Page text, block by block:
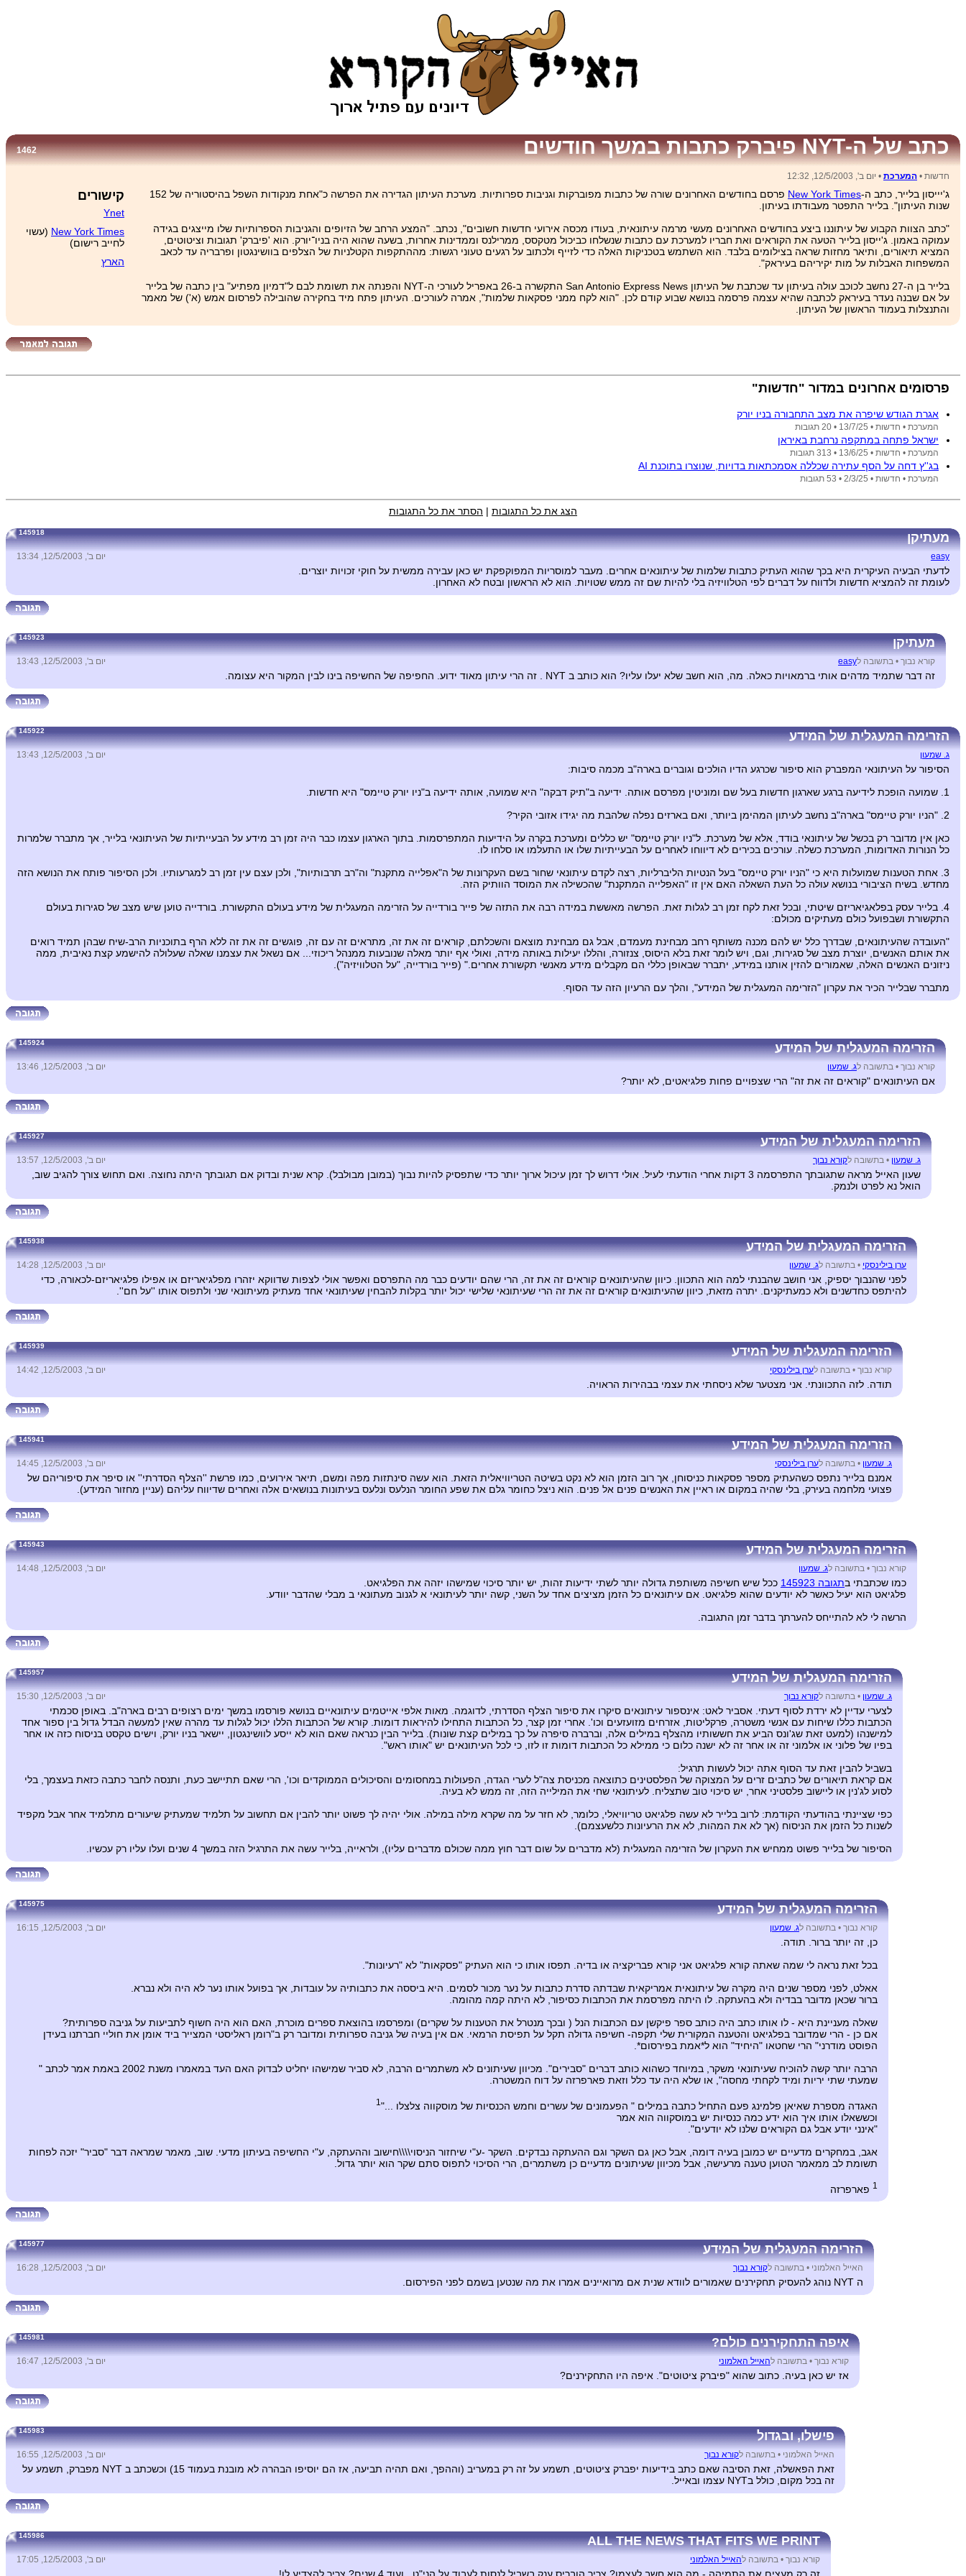
כתב של ה-NYT פיברק כתבות במשך חודשים 1462
חדשות • המערכת • יום ב', 12/5/2003, 12:32
ג'יייסון בלייר, כתב ה-New York Times
פרסם בחודשים האחרונים שורה של כתבות מפוברקות וגניבות ספרותיות. מערכת העיתון הגדירה את הפרשה כ"אחת מנקודות השפל בהיסטוריה של 152
שנות העיתון". בלייר התפטר מעבודתו בעיתון.
"כתב הצוות הקבוע של עיתוננו ביצע בחודשים האחרונים מעשי מרמה עיתונאית, בעודו מכסה אירועי חדשות חשובים", נכתב. "המצע הרחב של הזיופים והגניבות הספרותיות שלו מייצגים בגידה
עמוקה באמון. ג'ייסון בלייר הטעה את הקוראים ואת חבריו למערכת עם כתבות שנשלחו כביכול מטקסס, ממרילנס וממדינות אחרות, בשעה שהוא היה בניו־יורק. הוא 'פיברק' תגובות וציטוטים,
המציא תיאורים, ותיאר מחזות שראה בצילומים בלבד. הוא השתמש בטכניקות האלה כדי לזייף ולכתוב על רגעים טעוני רגשות: מההתקפות הקטלניות של הצלפים בוושינגטון ופרבריה עד לכאב
המשפחות האבלות על מות יקיריהם בעיראק".
בלייר בן ה-‏27 נחשב לכוכב עולה בעיתון עד שכתבת של העיתון San Antonio Express News התקשרה ב-‏26 באפריל לעורכי ה-NYT והפנתה את תשומת לבם ל"דמיון מפתיע" בין כתבה של בלייר
על אם שבנה נעדר בעיראק לכתבה שהיא עצמה פרסמה בנושא שבוע קודם לכן. "הוא לקח ממני פסקאות שלמות", אמרה לעורכים. העיתון פתח מיד בחקירה שהובילה לפרסום אמש (א') של מאמר
והתנצלות בעמוד הראשון של העיתון.
קישורים
Ynet
New York Times (עשוי
לחייב רישום)
הארץ
פרסומים אחרונים במדור "חדשות"
אגרת הגודש שיפרה את מצב התחבורה בניו יורק
המערכת • חדשות • 13/7/25 • 20 תגובות
ישראל פתחה במתקפה נרחבת באיראן
המערכת • חדשות • 13/6/25 • 313 תגובות
בג''ץ דחה על הסף עתירה שכללה אסמכתאות בדויות, שנוצרו בתוכנת AI
המערכת • חדשות • 2/3/25 • 53 תגובות
הצג את כל התגובות | הסתר את כל התגובות
מעתיקן 145918
easy יום ב', 12/5/2003, 13:34
לדעתי הבעיה העיקרית היא בכך שהוא העתיק כתבות שלמות של עיתונאים אחרים. מעבר למוסריות המפוקפקת יש כאן עבירה ממשית על חוקי זכויות יוצרים.
לעומת זה להמציא חדשות ולדווח על דברים לפי הטלוויזיה בלי להיות שם זה ממש שטויות. הוא לא הראשון ובטח לא האחרון.
מעתיקן 145923
קורא נבוך • בתשובה לeasy יום ב', 12/5/2003, 13:43
זה דבר שתמיד מדהים אותי ברמאויות כאלה. מה, הוא חשב שלא יעלו עליו? הוא כותב ב NYT . זה הרי עיתון מאוד ידוע. החפיפה של החשיפה בינו לבין המקור היא עצומה.
הזרימה המעגלית של המידע 145922
ג. שמעון יום ב', 12/5/2003, 13:43
הסיפור על העיתונאי המפברק הוא סיפור שכרגע הדיו הולכים וגוברים בארה"ב מכמה סיבות:
1. שמועה הופכת לידיעה ברגע שארגון חדשות בעל שם ומוניטין מפרסם אותה. ידיעה ב"תיק דבקה" היא שמועה, אותה ידיעה ב"ניו יורק טיימס" היא חדשות.
2. "הניו יורק טיימס" בארה"ב נחשב לעיתון המהימן ביותר, ואם בארזים נפלה שלהבת מה יגידו אזובי הקיר?
כאן אין מדובר רק בכשל של עיתונאי בודד, אלא של מערכת. ל"ניו יורק טיימס" יש כללים ומערכת בקרה על הידיעות המתפרסמות. בתוך הארגון עצמו כבר היה זמן רב מידע על הבעייתיות של העיתונאי בלייר, אך מתברר שלמרות
כל הנורות האדומות, המערכת כשלה. עורכים בכירים לא דיווחו לאחרים על הבעייתיות שלו או התעלמו או סלחו לו.
3. אחת הטענות שמועלות היא כי "הניו יורק טיימס" בעל הנטיות הליברליות, רצה לקדם עיתונאי שחור בשם העקרונות של ה"אפלייה מתקנת" וה"רב תרבותיות", ולכן עצם עין זמן רב למגרעותיו. ולכן הסיפור פותח את הנושא הזה
מחדש. בשיח הציבורי בנושא עולה כל העת השאלה האם אין זו "האפלייה המתקנת" שהכשילה את המוסד הוותיק הזה.
4. בלייר עסק בפלאגיאריזם שיטתי, ובכל זאת לקח זמן רב לגלות זאת. הפרשה מאששת במידה רבה את התזה של פייר בורדייה על הזרימה המעגלית של מידע בעולם התקשורת. בורדייה טוען שיש מצב של סגירות בעולם
התקשורת ושבפועל כולם מעתיקים מכולם:
"העובדה שהעיתונאים, שבדרך כלל יש להם מכנה משותף רחב מבחינת מעמדם, אבל גם מבחינת מוצאם והשכלתם, קוראים זה את זה, מתראים זה עם זה, פוגשים זה את זה ללא הרף בתוכניות הרב-שיח שבהן תמיד רואים
את אותם האנשים, יוצרת מצב של סגירות, וגם, ויש לומר זאת בלא היסוס, צנזורה, והללו יעילות באותה מידה, ואולי אף יותר מאלה שנובעות ממנהל ריכוזי... אם נשאל את עצמנו שאלה שעלולה להישמע קצת נאיבית, ממה
ניזונים האנשים האלה, שאמורים להזין אותנו במידע, יתברר שבאופן כללי הם מקבלים מידע מאנשי תקשורת אחרים." (פייר בורדייה, "על הטלוויזיה").
מתברר שבלייר הכיר את עקרון "הזרימה המעגלית של המידע", והלך עם הרעיון הזה עד הסוף.
הזרימה המעגלית של המידע 145924
קורא נבוך • בתשובה לג. שמעון יום ב', 12/5/2003, 13:46
אם העיתונאים "קוראים זה את זה" הרי שצפויים פחות פלגיאטים, לא יותר?
הזרימה המעגלית של המידע 145927
ג. שמעון • בתשובה לקורא נבוך יום ב', 12/5/2003, 13:57
שעון האייל מראה שתגובתך התפרסמה 3 דקות אחרי הודעתי לעיל. אולי דרוש לך זמן עיכול ארוך יותר כדי שתפסיק להיות נבוך (במובן מבולבל). קרא שנית ובדוק אם תגובתך היתה נחוצה. ואם תחוש צורך להגיב שוב,
הואל נא לפרט ולנמק.
הזרימה המעגלית של המידע 145938
ערן בילינסקי • בתשובה לג. שמעון יום ב', 12/5/2003, 14:28
לפני שהנבוך יספיק, אני חושב שהבנתי למה הוא התכוון. כיוון שהעיתונאים קוראים זה את זה, הרי שהם יודעים כבר מה התפרסם ואפשר אולי לצפות שדווקא יזהרו מפלגיאריזם או אפילו פלגיאריזם-לכאורה, כדי
להיתפס כחדשנים ולא כמעתיקנים. יתרה מזאת, כיוון שהעיתונאים קוראים זה את זה הרי שעיתונאי שלישי יכול יותר בקלות להבחין שעיתונאי אחד מעתיק מעיתונאי שני ולתפוס אותו ''על חם''.
הזרימה המעגלית של המידע 145939
קורא נבוך • בתשובה לערן בילינסקי יום ב', 12/5/2003, 14:42
תודה. לזה התכוונתי. אני מצטער שלא ניסחתי את עצמי בבהירות הראויה.
הזרימה המעגלית של המידע 145941
ג. שמעון • בתשובה לערן בילינסקי יום ב', 12/5/2003, 14:45
אמנם בלייר נתפס כשהעתיק מספר פסקאות כניסוחן, אך רוב הזמן הוא לא נקט בשיטה הטריוויאלית הזאת. הוא עשה סינתזות מפה ומשם, תיאר אירועים, כמו פרשת ''הצלף הסדרתי'' או סיפר את סיפוריהם של
פצועי מלחמה בעירק, בלי שהיה במקום או ראיין את האנשים פנים אל פנים. הוא ניצל כחומר גלם את שפע החומר הנלעס ונלעס בעיתונות בנושאים אלה ואחרים שדיווח עליהם (עניין מחזור המידע).
הזרימה המעגלית של המידע 145943
קורא נבוך • בתשובה לג. שמעון יום ב', 12/5/2003, 14:48
כמו שכתבתי בתגובה 145923
ככל שיש חשיפה משותפת גדולה יותר לשתי ידיעות זהות, יש יותר סיכוי שמישהו יזהה את הפלגיאט.
פלגיאט הוא יעיל כאשר לא יודעים שהוא פלגיאט. אם עיתונאים כל הזמן מציצים אחד על השני, קשה יותר לעיתונאי א לגנוב מעתונאי ב מבלי שהדבר יוודע.
הרשה לי לא להתייחס להערתך בדבר זמן התגובה.
הזרימה המעגלית של המידע 145957
ג. שמעון • בתשובה לקורא נבוך יום ב', 12/5/2003, 15:30
לצערי עדיין לא ירדת לסוף דעתי. אסביר לאט: אינספור עיתונאים סיקרו את סיפור הצלף הסדרתי, לדוגמה. מאות אלפי אייטמים עיתונאיים בנושא פורסמו במשך ימים רצופים רבים בארה"ב. באופן סכמתי
הכתבות כללו שיחות עם אנשי משטרה, פרקליטות, אזרחים מזועזעים וכו'. אחרי זמן קצר, כל הכתבות התחילו להיראות דומות. קורא של הכתבות הללו יכול לגלות עד מהרה שאין למעשה הבדל גדול בין ספור אחד
למישנהו (למעט זאת שג'ונס הביע את חששותיו מהצלף במילים אלה, וברברה סיפרה על כך במילים קצת שונות). בלייר הבין כנראה שאם הוא לא ייסע לוושינגטון, יישאר בניו יורק, וישים טקסט בניסוח כזה או אחר
בפיו של פלוני או אלמוני זה או אחר זה לא ישנה כלום כי ממילא כל הכתבות דומות זו לזו, כי לכל העיתונאים יש "אותו ראש".
בשביל להבין זאת עד הסוף אתה יכול לעשות תרגיל:
אם קראת תיאורים של כתבים זרים על המצוקה של הפלסטינים כתוצאה מכניסת צה"ל לערי הגדה, הפעולות במחסומים והסיכולים הממוקדים וכו', הרי שאם תתיישב כעת, ותנסה לחבר כתבה כזאת בעצמך, בלי
לסוע לג'נין או ליישוב פלסטיני אחר, יש סיכוי טוב שתצליח. לעיתונאי שחי את המילייה הזה, זה ממש לא בעיה.
כפי שציינתי בהודעתי הקודמת: לרוב בלייר לא עשה פלגיאט טריוויאלי, כלומר, לא חזר על מה שקרא מילה במילה. אולי יהיה לך פשוט יותר להבין אם תחשוב על תלמיד שמעתיק שיעורים מתלמיד אחר אבל מקפיד
לשנות כל הזמן את הניסוח (אך לא את המהות, לא את הרעיונות כלשעצמם).
הסיפור של בלייר פשוט ממחיש את העקרון של הזרימה המעגלית (לא מדברים על שום דבר חוץ ממה שכולם מדברים עליו), ולראייה, בלייר עשה את התרגיל הזה במשך 4 שנים ועלו עליו רק עכשיו.
הזרימה המעגלית של המידע 145975
קורא נבוך • בתשובה לג. שמעון יום ב', 12/5/2003, 16:15
כן, זה יותר ברור. תודה.
בכל זאת נראה לי שמה שאתה קורא פלגיאט אני קורא פבריקציה או בדיה. תפסו אותו כי הוא העתיק "פסקאות" לא "רעיונות".
אאלט, לפני מספר שנים היה מקרה של עיתונאית אמריקאית שבדתה סדרת כתבות על נער מכור לסמים. היא ביססה את כתבותיה על עובדות, אך בפועל אותו נער לא היה ולא נברא.
ברור שכאן מדובר בבדיה ולא בהעתקה. לו היתה מפרסמת את הכתבות כסיפור, לא היתה קמה מהומה.
שאלה מעניינת היא - לו אותו כתב היה כותב ספר פיקשן עם הכתבות הנל ( ובכך מנטרל את הטענות על שקרים) ומפרסמו בהוצאת ספרים מוכרת, האם הוא היה חשוף לתביעות על גניבה ספרותית?
אם כן - הרי שמדובר בפלגיאט והטענה המקורית שלי תקפה- חשיפה גדולה תקל על תפיסת הרמאי. אם אין בעיה של גניבה ספרותית ומדובר רק ב"רומן ראליסטי המצייר ביד אומן את חוליי חברתנו בעידן
הפוסט מודרני" הרי שחטאו "היחיד" הוא ל*אמת בפירסום*.
הרבה יותר קשה להוכיח שעיתונאי משקר, במיוחד כשהוא כותב דברים "סבירים". מכיוון שעיתונים לא משתמרים הרבה, לא סביר שמישהו יחליט לבדוק האם העד במאמרו משנת 2002 באמת אמר לכתב "
שמעתי שתי יריות ומיד לקחתי מחסה", או שלא היה עד כלל וזאת פארפרזה על דוח המשטרה.
האגדה מספרת שאיאן פלמינג פעם התחיל כתבה במילים " הפעמונים של עשרים וחמש הכנסיות של מוסקווה צלצלו ..."‏ 1
וכששאלו אותו איך הוא ידע כמה כנסיות יש במוסקווה הוא אמר
"אינני יודע אבל גם הקוראים שלנו לא יודעים".
אגב, במחקרים מדעיים יש כמובן בעיה דומה, אבל כאן גם השקר וגם ההעתקה נבדקים. השקר -ע"י שיחזור הניסוי\\\\חישוב וההעתקה, ע"י החשיפה בעיתון מדעי. שוב, מאמר שמראה דבר "סביר" יזכה לפחות
תשומת לב ממאמר הטוען טענה מרעישה, אבל מכיוון שעיתונים מדעיים כן משתמרים, הרי הסיכוי לתפוס סתם שקר הוא יותר גדול.
1 פארפרזה
הזרימה המעגלית של המידע 145977
האייל האלמוני • בתשובה לקורא נבוך יום ב', 12/5/2003, 16:28
ה NYT נוהג להעסיק תחקירנים שאמורים לוודא שנית אם מרואיינים אמרו את מה שנטען בשמם לפני הפירסום.
איפה התחקירנים כולם? 145981
קורא נבוך • בתשובה להאייל האלמוני יום ב', 12/5/2003, 16:47
אז יש כאן בעיה. כתוב שהוא "פיברק ציטוטים". איפה היו התחקירנים?
פישלו, ובגדול 145983
האייל האלמוני • בתשובה לקורא נבוך יום ב', 12/5/2003, 16:55
זאת הפאשלה, זאת הסיבה שאם כתב בידיעות יפברק ציטוטים, תשמע על זה רק במעריב (וההפך, ואם תהיה תביעה, אז הם יוסיפו הבהרה לא מובנת בעמוד 15) וכשכתב ב NYT מפברק, תשמע על
זה בכל מקום, כולל בNYT עצמו ובאייל.
ALL THE NEWS THAT FITS WE PRINT
145986
קורא נבוך • בתשובה להאייל האלמוני יום ב', 12/5/2003, 17:05